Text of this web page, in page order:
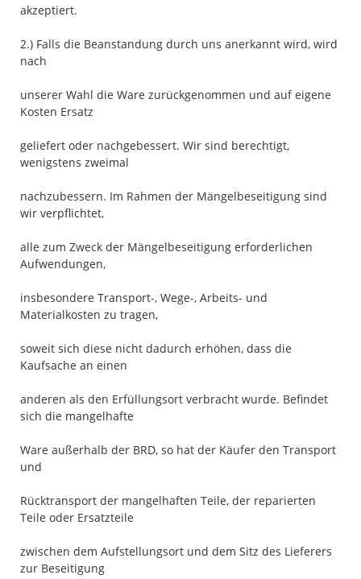
akzeptiert.
2.) Falls die Beanstandung durch uns anerkannt wird, wird
nach
unserer Wahl die Ware zurückgenommen und auf eigene
Kosten Ersatz
geliefert oder nachgebessert. Wir sind berechtigt,
wenigstens zweimal
nachzubessern. Im Rahmen der Mängelbeseitigung sind
wir verpflichtet,
alle zum Zweck der Mängelbeseitigung erforderlichen
Aufwendungen,
insbesondere Transport-, Wege-, Arbeits- und
Materialkosten zu tragen,
soweit sich diese nicht dadurch erhöhen, dass die
Kaufsache an einen
anderen als den Erfüllungsort verbracht wurde. Befindet
sich die mangelhafte
Ware außerhalb der BRD, so hat der Käufer den Transport
und
Rücktransport der mangelhaften Teile, der reparierten
Teile oder Ersatzteile
zwischen dem Aufstellungsort und dem Sitz des Lieferers
zur Beseitigung